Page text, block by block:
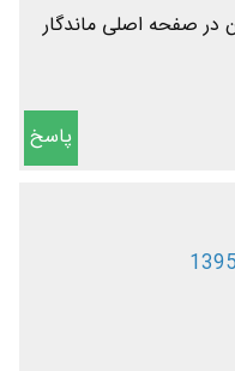
در صفحه اصلی ماندگار
پاسخ